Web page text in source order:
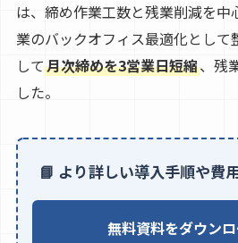
は、締め作業工数と残業削減を中
業のバックオフィス最適化として
して月次締めを3営業日短縮、残
した。
📘 より詳しい導入手順や費
無料資料をダウン